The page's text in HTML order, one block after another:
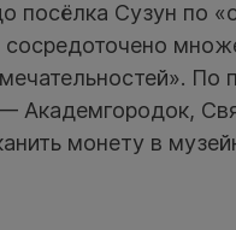
посёлка Сузун по
По
Академгородок,
монету в